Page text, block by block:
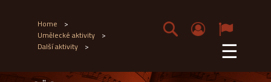
Home >
Umělecké aktivity >
Další aktivity > ☰